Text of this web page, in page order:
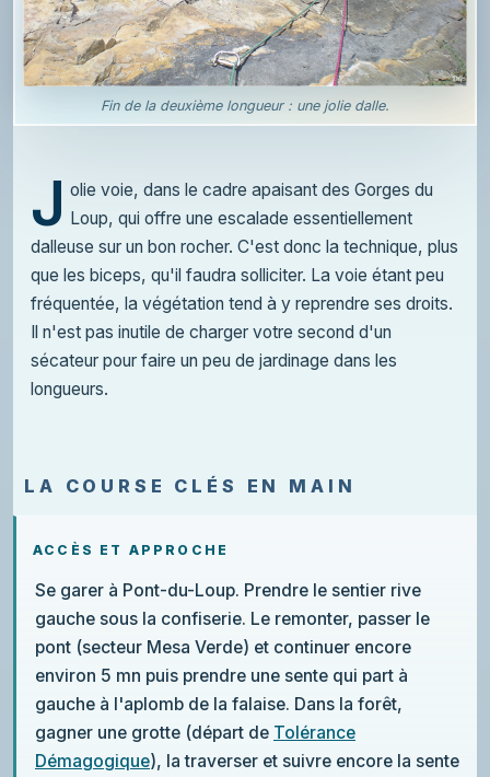
Fin de la deuxième longueur : une jolie dalle.
J olie voie, dans le cadre apaisant des Gorges du
Loup, qui offre une escalade essentiellement
dalleuse sur un bon rocher. C'est donc la technique, plus
que les biceps, qu'il faudra solliciter. La voie étant peu
fréquentée, la végétation tend à y reprendre ses droits.
Il n'est pas inutile de charger votre second d'un
sécateur pour faire un peu de jardinage dans les
longueurs.
LA COURSE CLÉS EN MAIN
ACCÈS ET APPROCHE
Se garer à Pont-du-Loup. Prendre le sentier rive
gauche sous la confiserie. Le remonter, passer le
pont (secteur Mesa Verde) et continuer encore
environ 5 mn puis prendre une sente qui part à
gauche à l'aplomb de la falaise. Dans la forêt,
gagner une grotte (départ de Tolérance
Démagogique), la traverser et suivre encore la sente